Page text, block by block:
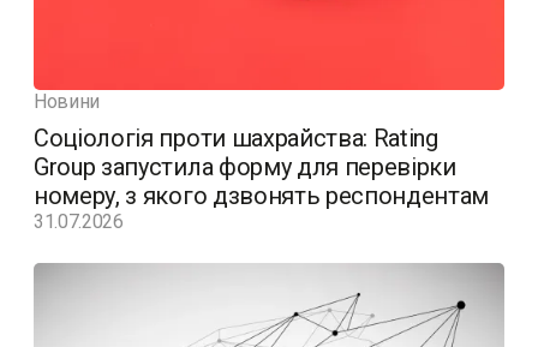
Новини
Соціологія проти шахрайства: Rating
Group запустила форму для перевірки
номеру, з якого дзвонять респондентам
31.07.2026